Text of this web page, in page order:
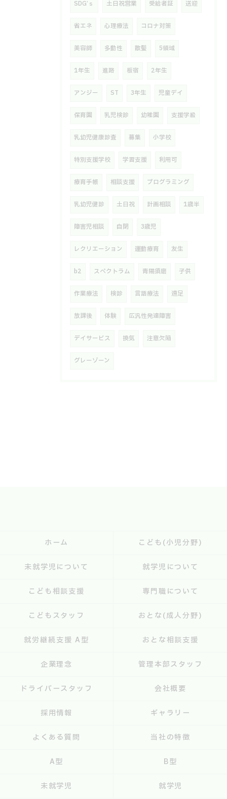
SDG’ｓ 土日祝営業 受給者証 送迎
省エネ 心理療法 コロナ対策
美容師 多動性 散髪 5領域
1年生 進路 板宿 2年生
アンジー ST 3年生 児童デイ
保育園 乳児検診 幼稚園 支援学級
乳幼児健康診査 募集 小学校
特別支援学校 学習支援 利用可
療育手帳 相談支援 プログラミング
乳幼児健診 土日祝 計画相談 1歳半
障害児相談 自閉 3歳児
レクリエーション 運動療育 友生
b2 スペクトラム 青陽須磨 子供
作業療法 検診 言語療法 遠足
放課後 体験 広汎性発達障害
デイサービス 換気 注意欠陥
グレーゾーン
ホーム こども(小児分野)
未就学児について 就学児について
こども相談支援 専門職について
こどもスタッフ おとな(成人分野)
就労継続支援 A型 おとな相談支援
企業理念 管理本部スタッフ
ドライバースタッフ 会社概要
採用情報 ギャラリー
よくある質問 当社の特徴
A型 B型
未就学児 就学児